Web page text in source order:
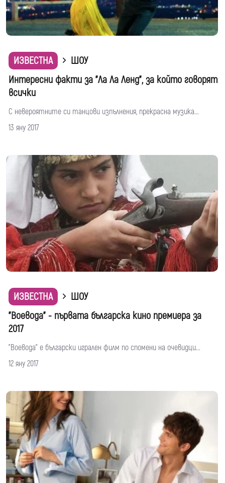
ИЗВЕСТНА
ШОУ
Интересни факти за "Ла Ла Ленд", за който говорят
всички
С невероятните си танцови изпълнения, прекрасна музика...
13 яну 2017
ИЗВЕСТНА
ШОУ
"Воевода" - първата българска кино премиера за
2017
"Воевода" е български игрален филм по спомени на очевидци...
12 яну 2017